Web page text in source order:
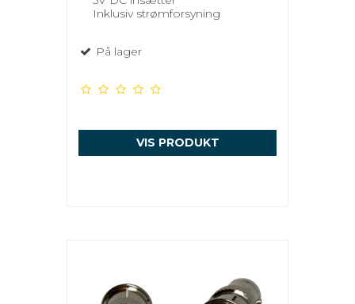
Inklusiv strømforsyning
På lager
VIS PRODUKT